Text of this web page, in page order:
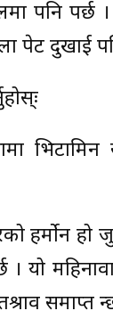
पनि पर्छ
पेट दुखाई
हर्मोन
यो